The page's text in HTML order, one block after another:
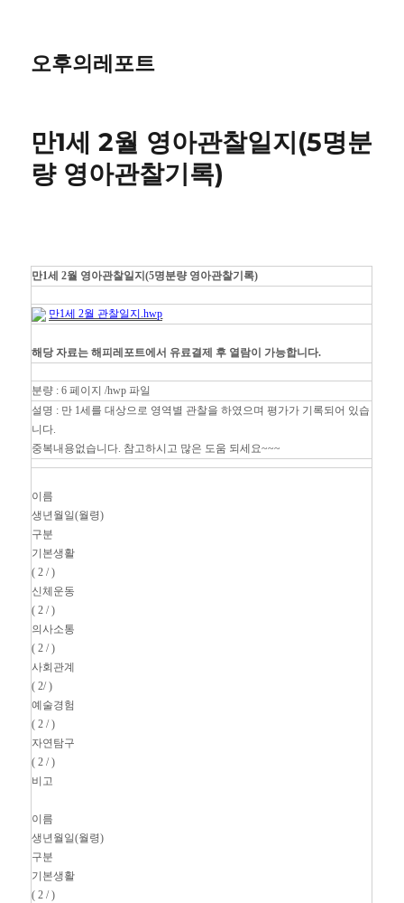
오후의레포트
만1세 2월 영아관찰일지(5명분
량 영아관찰기록)
만1세 2월 영아관찰일지(5명분량 영아관찰기록)
만1세 2월 관찰일지.hwp
해당 자료는 해피레포트에서 유료결제 후 열람이 가능합니다.
분량 : 6 페이지 /hwp 파일
설명 : 만 1세를 대상으로 영역별 관찰을 하였으며 평가가 기록되어 있습
니다.
중복내용없습니다. 참고하시고 많은 도움 되세요~~~
이름
생년월일(월령)
구분
기본생활
( 2 / )
신체운동
( 2 / )
의사소통
( 2 / )
사회관계
( 2/ )
예술경험
( 2 / )
자연탐구
( 2 / )
비고
이름
생년월일(월령)
구분
기본생활
( 2 / )